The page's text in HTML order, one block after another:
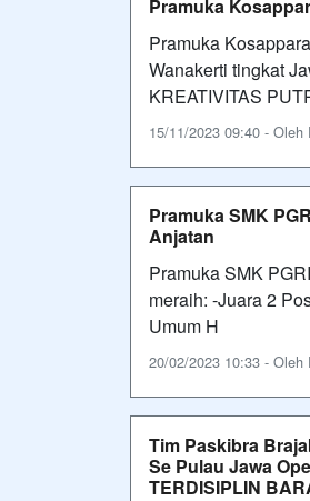
Pramuka
Pramuka
Wanakerti tingkat
KREATIVITAS
15/11/2023 09:40 -
Pramuka SMK
Anjatan
Pramuka SMK
meraih: -Juara 2
Umum H
20/02/2023 10:33 -
Tim Paskibra
Se Pulau Jawa
TERDISIPLIN